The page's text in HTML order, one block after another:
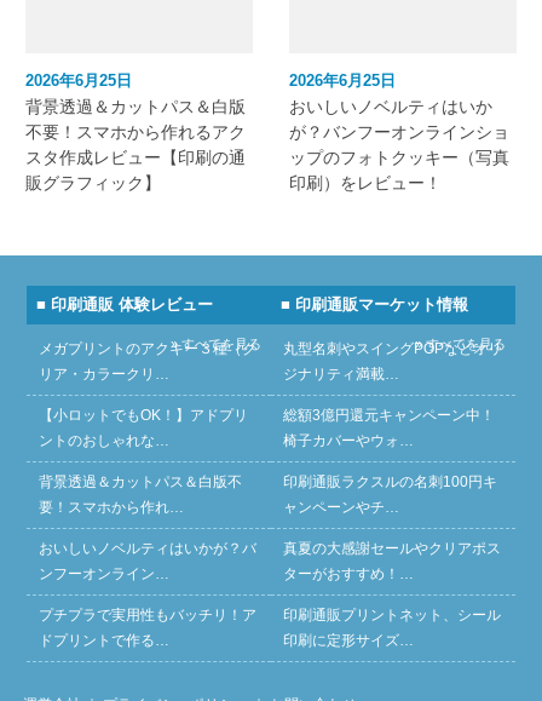
2026年6月25日
背景透過＆カットパス＆白版
不要！スマホから作れるアク
スタ作成レビュー【印刷の通
販グラフィック】
2026年6月25日
おいしいノベルティはいか
が？バンフーオンラインショ
ップのフォトクッキー（写真
印刷）をレビュー！
■ 印刷通販 体験レビュー
» すべてを見る
メガプリントのアクキー３種（ク
リア・カラークリ…
【小ロットでもOK！】アドプリ
ントのおしゃれな…
背景透過＆カットパス＆白版不
要！スマホから作れ…
おいしいノベルティはいかが？バ
ンフーオンライン…
プチプラで実用性もバッチリ！ア
ドプリントで作る…
■ 印刷通販マーケット情報
» すべてを見る
丸型名刺やスイングPOPなどオリ
ジナリティ満載…
総額3億円還元キャンペーン中！
椅子カバーやウォ…
印刷通販ラクスルの名刺100円キ
ャンペーンやチ…
真夏の大感謝セールやクリアポス
ターがおすすめ！…
印刷通販プリントネット、シール
印刷に定形サイズ…